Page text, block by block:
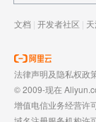
文档 | 开发者社区 |
法律声明及隐私权政
© 2009-现在
增值电信业务经营许